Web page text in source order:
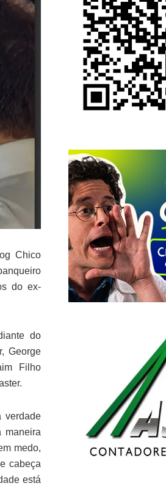
Chico
do ex-
do
George
Filho
verdade
maneira
medo,
cabeça
está